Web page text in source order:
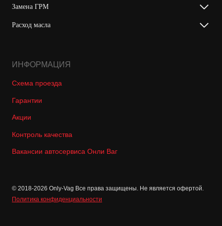
Замена ГРМ
Расход масла
ИНФОРМАЦИЯ
Схема проезда
Гарантии
Акции
Контроль качества
Вакансии автосервиса Онли Ваг
© 2018-2026 Only-Vag Все права защищены. Не является офертой.
Политика конфиденциальности